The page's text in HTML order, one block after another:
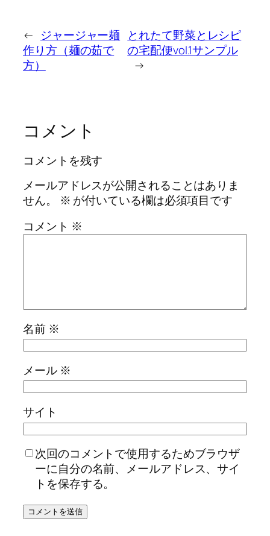
← ジャージャー麺
作り方（麺の茹で
方）
とれたて野菜とレシピ
の宅配便vol.1サンプル
→
コメント
コメントを残す
メールアドレスが公開されることはありま
せん。
※ が付いている欄は必須項目です
コメント ※
名前 ※
メール ※
サイト
次回のコメントで使用するためブラウザ
ーに自分の名前、メールアドレス、サイ
トを保存する。